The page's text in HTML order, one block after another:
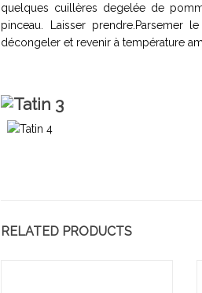
quelques cuillères degelée de
pinceau. Laisser prendre.Parsemer
décongeler et revenir à température
RELATED PRODUCTS